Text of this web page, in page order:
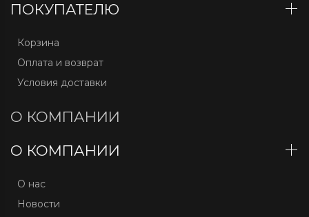
ПОКУПАТЕЛЮ
Корзина
Оплата и возврат
Условия доставки
О КОМПАНИИ
О КОМПАНИИ
О нас
Новости